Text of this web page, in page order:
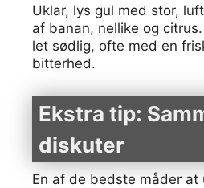
Uklar, lys gul med stor,
af banan, nellike og
let sødlig, ofte med en
bitterhed.
Ekstra tip:
diskuter
En af de bedste måder at